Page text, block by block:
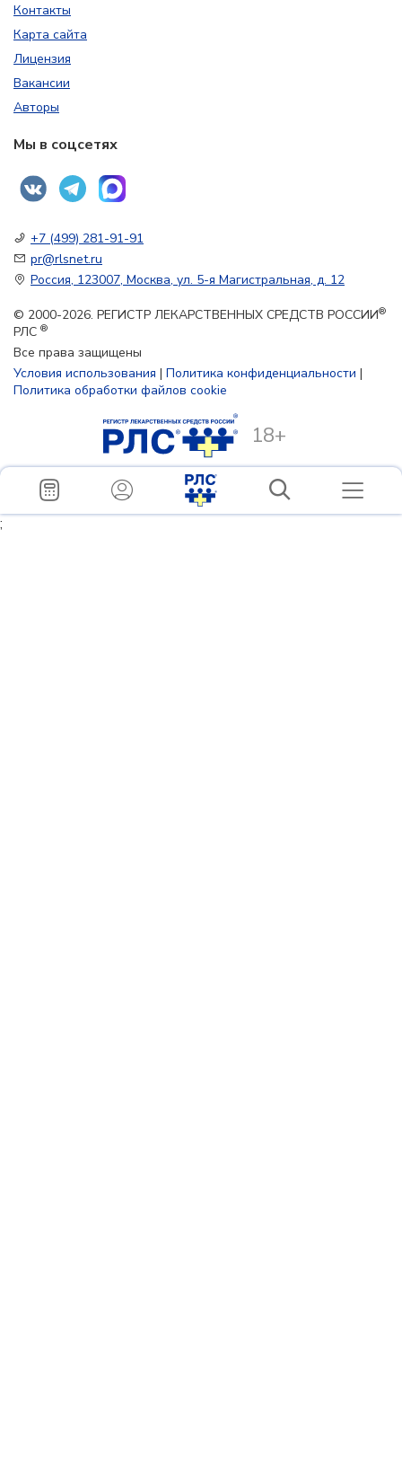
Контакты
Карта сайта
Лицензия
Вакансии
Авторы
Мы в соцсетях
+7 (499) 281-91-91
pr@rlsnet.ru
Россия, 123007, Москва, ул. 5-я Магистральная, д. 12
© 2000-2026. РЕГИСТР ЛЕКАРСТВЕННЫХ СРЕДСТВ РОССИИ®
РЛС ®
Все права защищены
Условия использования | Политика конфиденциальности |
Политика обработки файлов cookie
18+
;